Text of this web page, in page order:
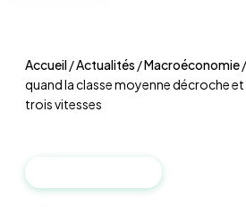
Accueil/Actualités /Macroéconomie/
quand la classe moyenne décroche et
trois vitesses